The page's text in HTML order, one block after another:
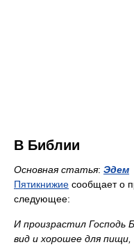
В Библии
Основная статья: Эдем
Пятикнижие сообщает о
следующее:
И произрастил Господь
вид и хорошее для пищи,